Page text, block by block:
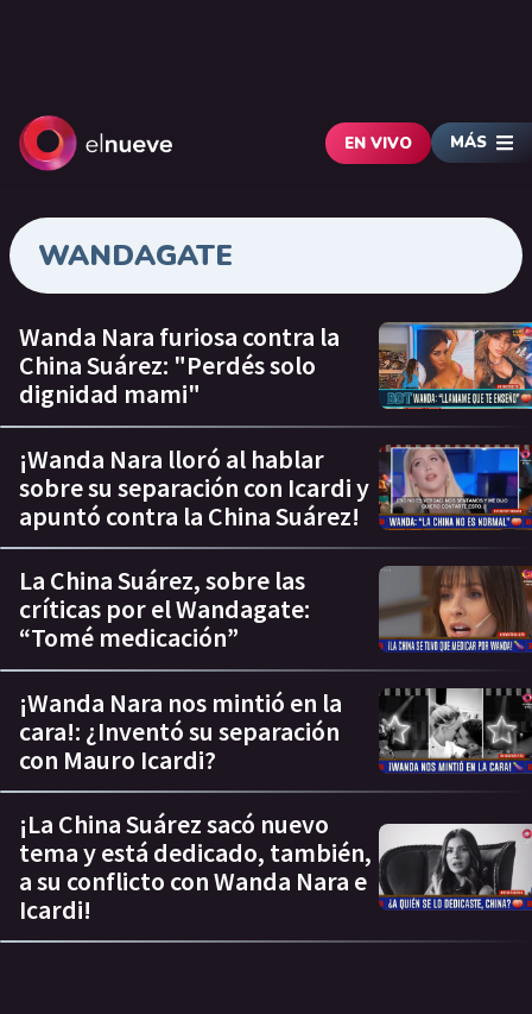
EN VIVO MÁS
WANDAGATE
Wanda Nara furiosa contra la
China Suárez: "Perdés solo
dignidad mami"
¡Wanda Nara lloró al hablar
sobre su separación con Icardi y
apuntó contra la China Suárez!
La China Suárez, sobre las
críticas por el Wandagate:
“Tomé medicación”
¡Wanda Nara nos mintió en la
cara!: ¿Inventó su separación
con Mauro Icardi?
¡La China Suárez sacó nuevo
tema y está dedicado, también,
a su conflicto con Wanda Nara e
Icardi!